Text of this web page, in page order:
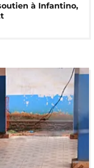
à Infantino,